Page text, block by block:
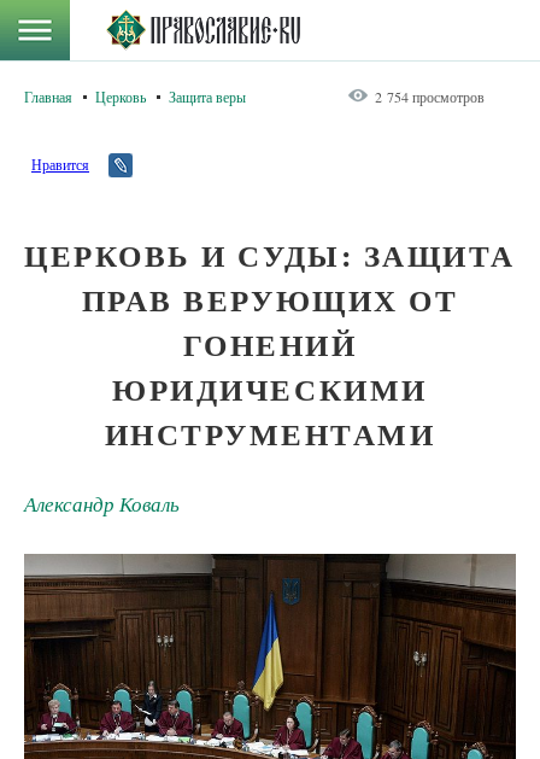
Главная Церковь Защита веры 2 754 просмотров
Нравится
ЦЕРКОВЬ И СУДЫ: ЗАЩИТА
ПРАВ ВЕРУЮЩИХ ОТ
ГОНЕНИЙ
ЮРИДИЧЕСКИМИ
ИНСТРУМЕНТАМИ
Александр Коваль